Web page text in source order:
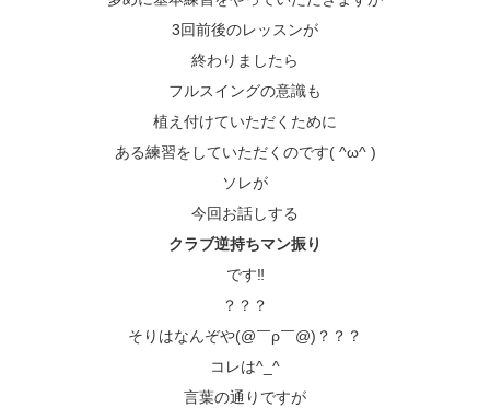
3回前後のレッスンが
終わりましたら
フルスイングの意識も
植え付けていただくために
ある練習をしていただくのです( ^ω^ )
ソレが
今回お話しする
クラブ逆持ちマン振り
です‼️
？？？
そりはなんぞや(@￣ρ￣@)？？？
コレは^_^
言葉の通りですが